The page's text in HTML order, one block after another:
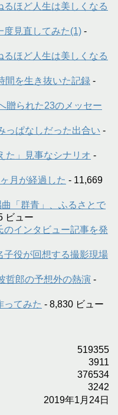
ほど人生は美しくなる
度見直してみた(1) -
ほど人生は美しくなる
間を生き抜いた記録 -
贈られた23のメッセー
ぱなしだった出合い -
」見事なシナリオ -
月が経過した - 11,669
「群青」、ふるさとで
ビュー
のインタビュー記事を発
子役が回想する撮影現場
哲郎の予想外の熱演 -
ってみた - 8,830 ビュー
519355
3911
376534
3242
2019年1月24日